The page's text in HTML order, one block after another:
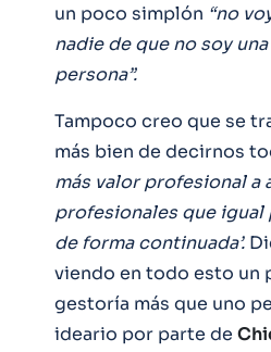
un poco simplón “no
nadie de que no soy
persona”.
Tampoco creo que se
más bien de decirnos
más valor profesional a
profesionales que igual
de forma continuada’.
viendo en todo esto un
gestoría más que uno
ideario por parte de